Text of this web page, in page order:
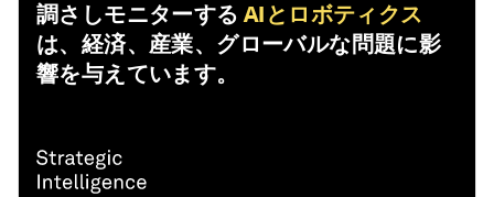
調さしモニターする AIとロボティクス
は、経済、産業、グローバルな問題に影
響を与えています。